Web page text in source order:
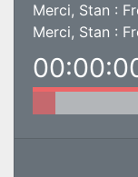
Merci, Stan :
Merci, Stan :